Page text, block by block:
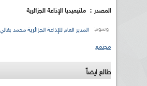
المصدر : ملتيميديا الإذاعة الجزائرية
وسوم: المدير العام للإذاعة الجزائرية محمد بغالي
مجتمع
طالع ايضاً